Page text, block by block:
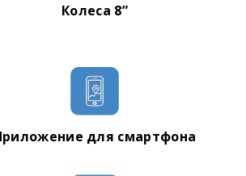
Колеса 8”
для смартфона